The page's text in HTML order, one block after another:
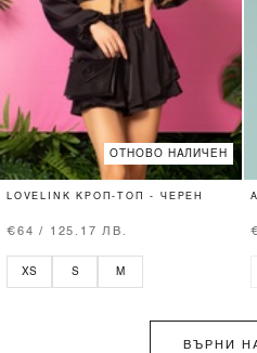
ОТНОВО НАЛИЧЕН
LOVELINK КРОП-ТОП - ЧЕРЕН
€64 / 125.17 ЛВ.
XS S M
ВЪРНИ